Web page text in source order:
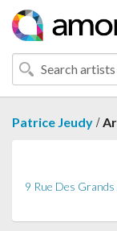
Patrice Jeudy /
9 Rue Des